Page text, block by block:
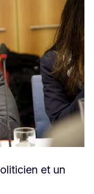
et un